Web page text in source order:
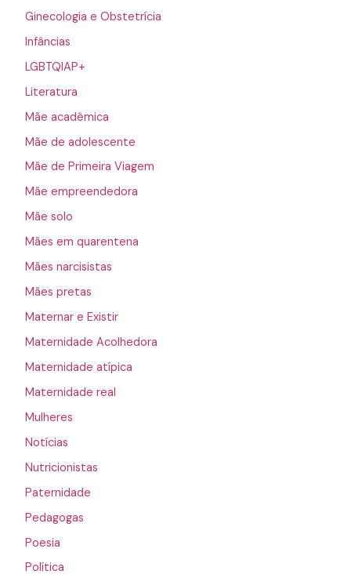
Ginecologia e Obstetrícia
Infâncias
LGBTQIAP+
Literatura
Mãe acadêmica
Mãe de adolescente
Mãe de Primeira Viagem
Mãe empreendedora
Mãe solo
Mães em quarentena
Mães narcisistas
Mães pretas
Maternar e Existir
Maternidade Acolhedora
Maternidade atípica
Maternidade real
Mulheres
Notícias
Nutricionistas
Paternidade
Pedagogas
Poesia
Política